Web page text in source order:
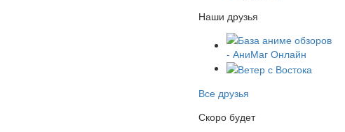
Наши друзья
Все друзья
Скоро будет